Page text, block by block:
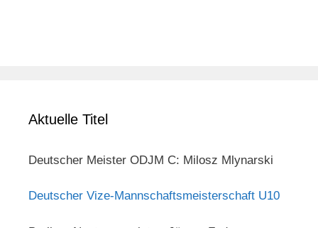
Aktuelle Titel
Deutscher Meister ODJM C: Milosz Mlynarski
Deutscher Vize-Mannschaftsmeisterschaft U10